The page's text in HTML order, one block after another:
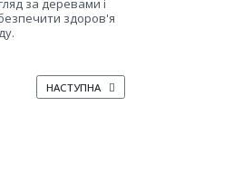
за деревами і
здоров'я
НАСТУПНА СТАТТЯ: КОЛИ ЗБИРАТИ
НАСТУПНА